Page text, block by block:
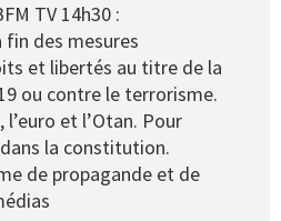
TV 14h30 :
des mesures
et libertés au titre de la
ou contre le terrorisme.
et l’Otan. Pour
la constitution.
de propagande et de